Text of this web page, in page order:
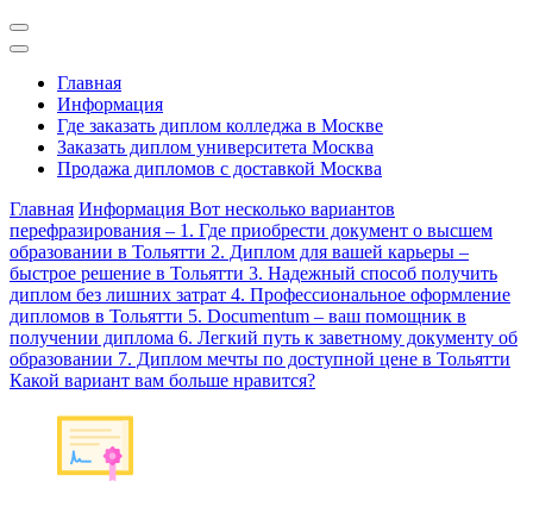
Главная
Информация
Где заказать диплом колледжа в Москве
Заказать диплом университета Москва
Продажа дипломов с доставкой Москва
Главная Информация Вот несколько вариантов
перефразирования – 1. Где приобрести документ о высшем
образовании в Тольятти 2. Диплом для вашей карьеры –
быстрое решение в Тольятти 3. Надежный способ получить
диплом без лишних затрат 4. Профессиональное оформление
дипломов в Тольятти 5. Documentum – ваш помощник в
получении диплома 6. Легкий путь к заветному документу об
образовании 7. Диплом мечты по доступной цене в Тольятти
Какой вариант вам больше нравится?